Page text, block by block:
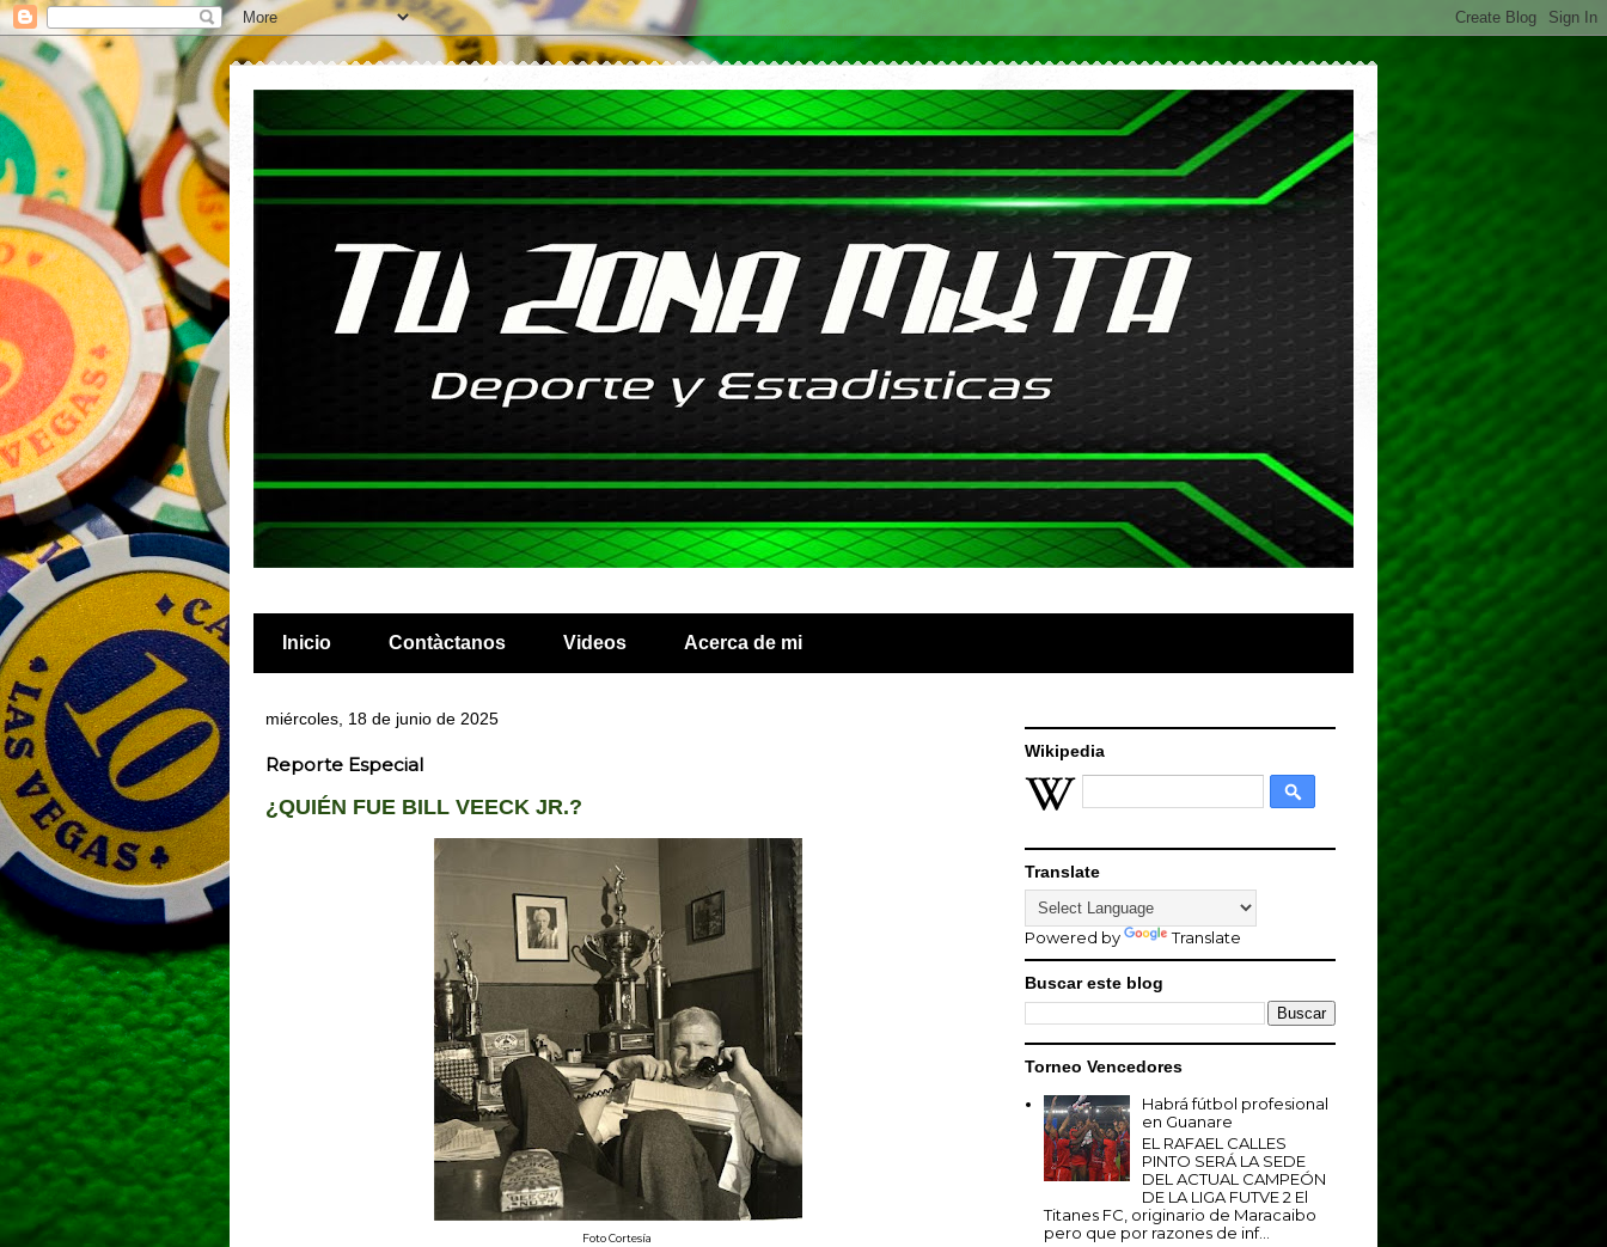
Inicio Contàctanos Videos Acerca de mi
miércoles, 18 de junio de 2025
Reporte Especial
¿QUIÉN FUE BILL VEECK JR.?
Foto Cortesía
Wikipedia
Translate
Powered by Translate
Buscar este blog
Torneo Vencedores
Habrá fútbol profesional
en Guanare
EL RAFAEL CALLES
PINTO SERÁ LA SEDE
DEL ACTUAL CAMPEÓN
DE LA LIGA FUTVE 2 El
Titanes FC, originario de Maracaibo
pero que por razones de inf...